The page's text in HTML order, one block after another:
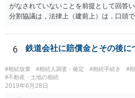
がなされていないことを前提として回答
分割協議は，法律上（建前上）は，口頭
ん。 また，不動産の名義を移転するため
名捺印を得る必要があります。 したが
難と思われます。 「ＡＢＣ間の遺産分割
死亡し，二次相続が発生した」という前
要があります。 もちろん，Ｃの立場とし
6 鉄道会社に賠償金とその後に
#相続放棄 #相続人調査・確定 #相続手続き #
#不動産・土地の相続
2019年6月28日